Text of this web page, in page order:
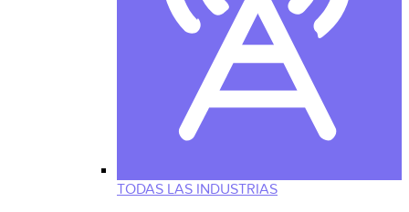
TODAS LAS INDUSTRIAS